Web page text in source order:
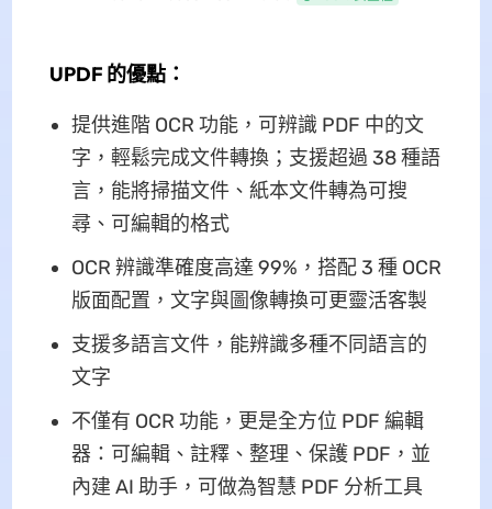
UPDF 的優點：
提供進階 OCR 功能，可辨識 PDF 中的文
字，輕鬆完成文件轉換；支援超過 38 種語
言，能將掃描文件、紙本文件轉為可搜
尋、可編輯的格式
OCR 辨識準確度高達 99%，搭配 3 種 OCR
版面配置，文字與圖像轉換可更靈活客製
支援多語言文件，能辨識多種不同語言的
文字
不僅有 OCR 功能，更是全方位 PDF 編輯
器：可編輯、註釋、整理、保護 PDF，並
內建 AI 助手，可做為智慧 PDF 分析工具